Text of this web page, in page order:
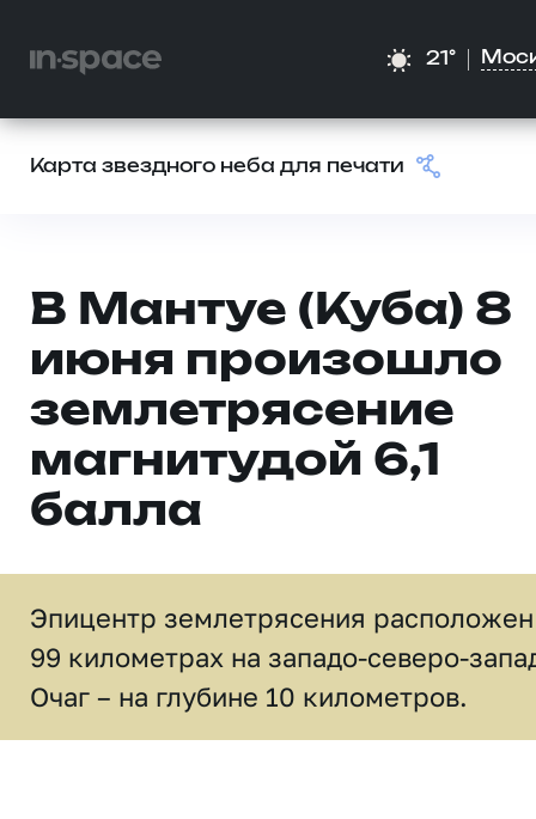
21°
Карта звездного неба для печати
В Мантуе (Куба) 8
июня произошло
землетрясение
магнитудой 6,1
балла
Эпицентр землетрясения
99 километрах на западо-северо-
Очаг – на глубине 10 километров.